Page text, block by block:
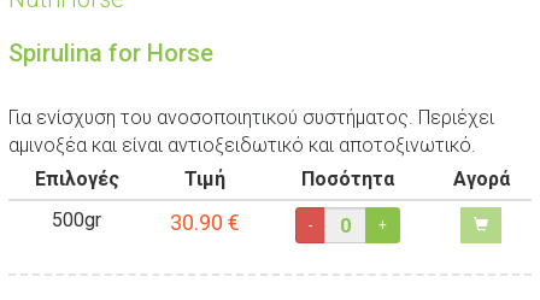
Spirulina for Horse
Για ενίσχυση του ανοσοποιητικού συστήματος. Περιέχει
αμινοξέα και είναι αντιοξειδωτικό και αποτοξινωτικό.
Επιλογές
Τιμή Ποσότητα
Αγορά
500gr
30.90 € - +